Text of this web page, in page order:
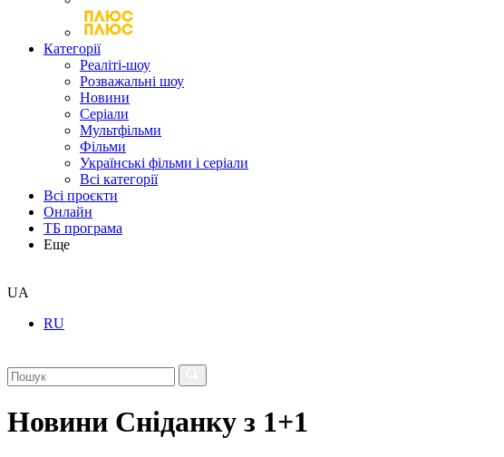
Категорії
Реаліті-шоу
Розважальні шоу
Новини
Серіали
Мультфільми
Фільми
Українські фільми і серіали
Всі категорії
Всі проєкти
Онлайн
ТБ програма
Еще
UA
RU
Новини Сніданку з 1+1